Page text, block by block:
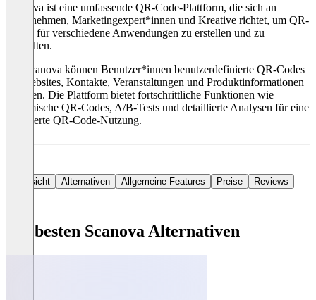
Scanova ist eine umfassende QR-Code-Plattform, die sich an
Unternehmen, Marketingexpert*innen und Kreative richtet, um QR-
Codes für verschiedene Anwendungen zu erstellen und zu
verwalten.
Mit Scanova können Benutzer*innen benutzerdefinierte QR-Codes
für Websites, Kontakte, Veranstaltungen und Produktinformationen
erstellen. Die Plattform bietet fortschrittliche Funktionen wie
dynamische QR-Codes, A/B-Tests und detaillierte Analysen für eine
optimierte QR-Code-Nutzung.
Die Preise für das Tool beginnen bei 9 $ im Monat.
Übersicht Alternativen Allgemeine Features Preise Reviews
Die besten Scanova Alternativen